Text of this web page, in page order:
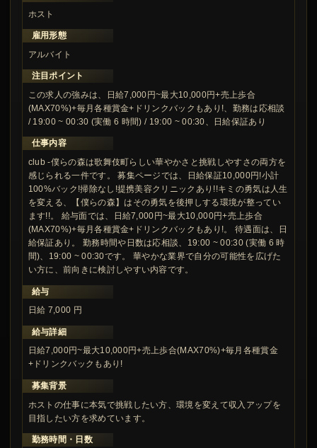
ホスト
雇用形態
アルバイト
注目ポイント
この求人の強みは、日給7,000円~最大10,000円+売上歩合
(MAX70%)+毎月各種賞金+ドリンクバックもあり!、勤務は応相談
/ 19:00 ~ 00:30 (実働 6 時間) / 19:00 ~ 00:30、日給保証あり
仕事内容
club -僕らの森は歌舞伎町らしい華やかさと挑戦しやすさの両方を
感じられる一件です。 募集ページでは、日給保証10,000円!小計
100%バック!掃除なし!提携美容クリニックあり!!キミの勇気は人生
を変える、【僕らの森】はその勇気を後押しする環境が整ってい
ます!!。 給与面では、日給7,000円~最大10,000円+売上歩合
(MAX70%)+毎月各種賞金+ドリンクバックもあり!。 待遇面は、日
給保証あり。 勤務時間や日数は応相談、19:00 ~ 00:30 (実働 6 時
間)、19:00 ~ 00:30です。 華やかな業界で自分の可能性を広げた
い方に、前向きに検討しやすい内容です。
給与
日給 7,000 円
給与詳細
日給7,000円~最大10,000円+売上歩合(MAX70%)+毎月各種賞金
+ドリンクバックもあり!
募集背景
ホストの仕事に本気で挑戦したい方、環境を変えて収入アップを
目指したい方を求めています。
勤務時間・日数